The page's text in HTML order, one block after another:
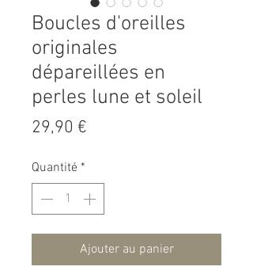
Boucles d'oreilles
originales
dépareillées en
perles lune et soleil
29,90 €
Quantité *
Ajouter au panier